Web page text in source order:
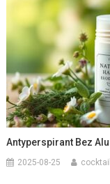
Antyperspirant Bez
2025-08-25